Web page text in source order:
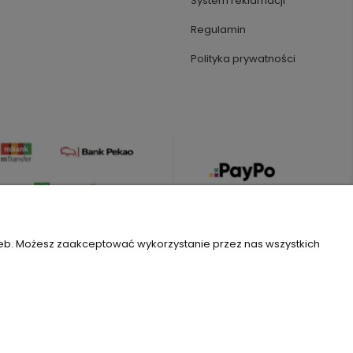
Regulamin
Polityka prywatności
Możesz zaakceptować wykorzystanie przez nas wszystkich